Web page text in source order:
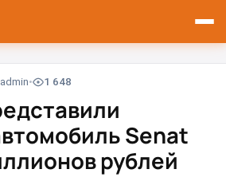
admin 1 648
Senat
рублей